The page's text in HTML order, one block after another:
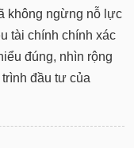
không ngừng nỗ lực
tài chính chính xác
đúng, nhìn rộng
đầu tư của